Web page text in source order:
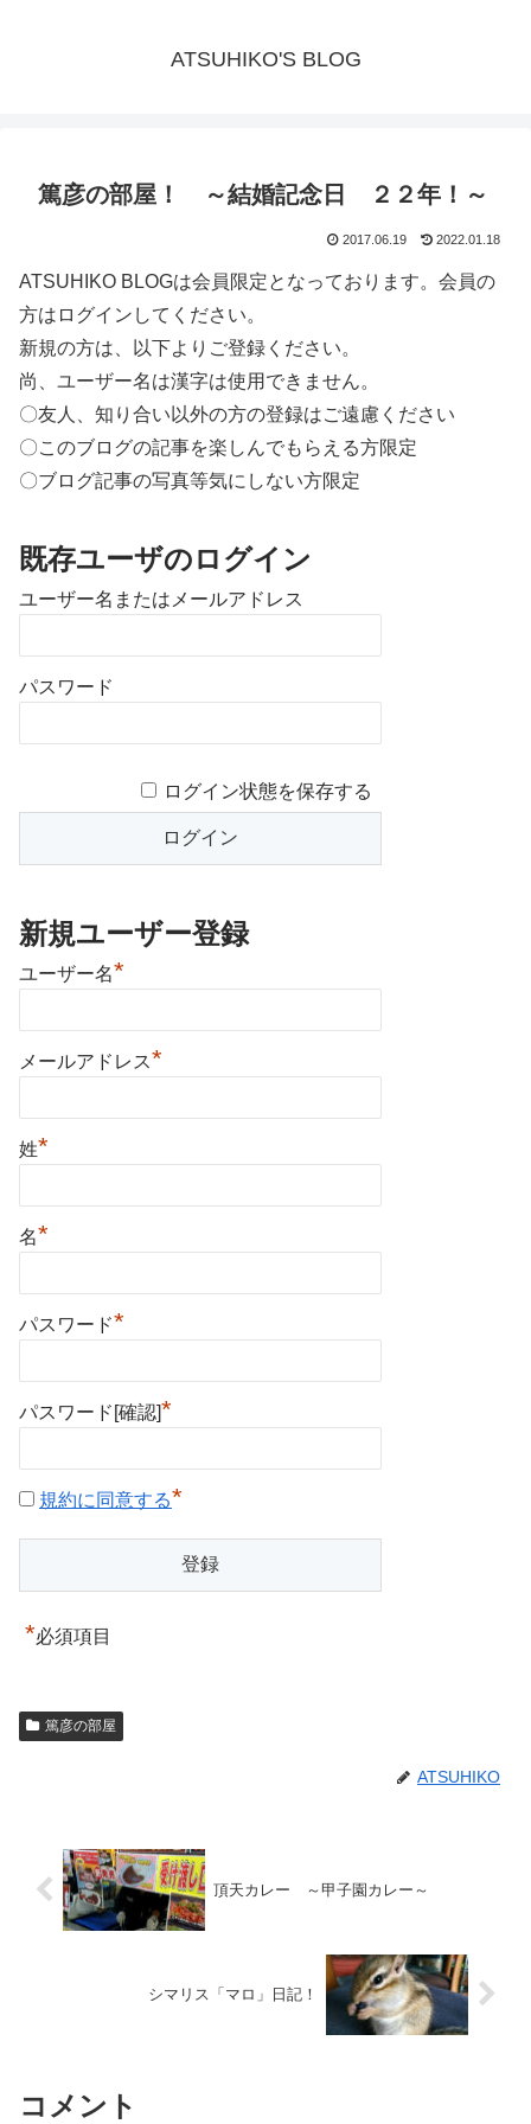
ATSUHIKO'S BLOG
篤彦の部屋！ ～結婚記念日 ２２年！～
2017.06.19 2022.01.18
ATSUHIKO BLOGは会員限定となっております。会員の
方はログインしてください。
新規の方は、以下よりご登録ください。
尚、ユーザー名は漢字は使用できません。
〇友人、知り合い以外の方の登録はご遠慮ください
〇このブログの記事を楽しんでもらえる方限定
〇ブログ記事の写真等気にしない方限定
既存ユーザのログイン
ユーザー名またはメールアドレス
パスワード
ログイン状態を保存する
新規ユーザー登録
ユーザー名*
メールアドレス*
姓*
名*
パスワード*
パスワード[確認]*
規約に同意する*
*必須項目
篤彦の部屋
ATSUHIKO
頂天カレー ～甲子園カレー～
シマリス「マロ」日記！
コメント